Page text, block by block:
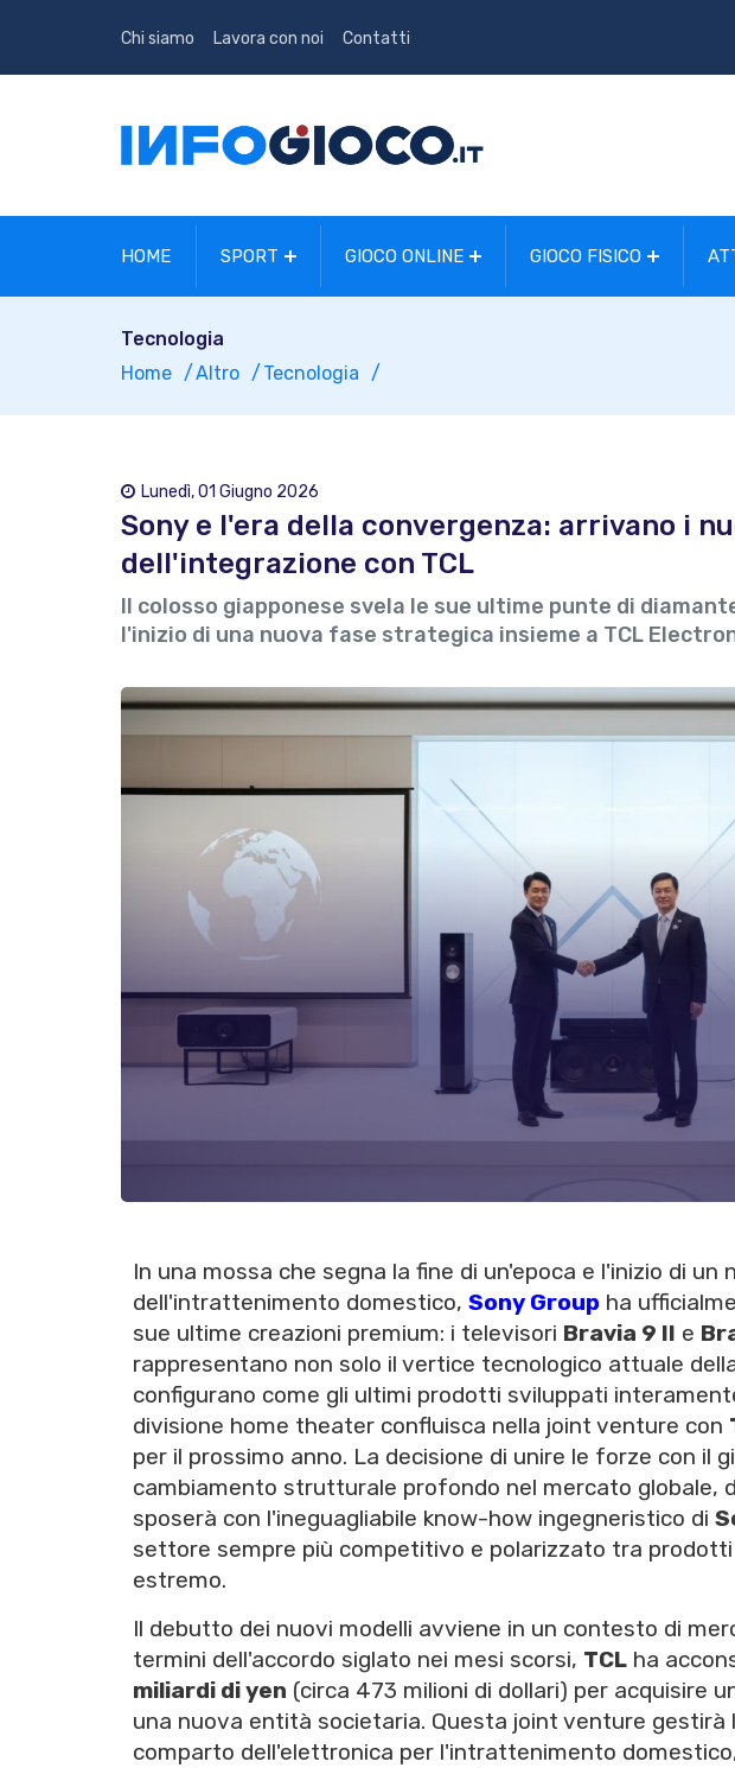
Chi siamo Lavora con noi Contatti
HOME SPORT GIOCO ONLINE GIOCO FISICO
Tecnologia
Home
Altro Tecnologia
Lunedì, 01 Giugno 2026
Sony e l'era della convergenza: arrivano i
dell'integrazione con TCL
Il colosso giapponese svela le sue ultime punte di
l'inizio di una nuova fase strategica insieme a TCL
In una mossa che segna la fine di un'epoca e l'inizio di
dell'intrattenimento domestico, Sony Group ha
sue ultime creazioni premium: i televisori Bravia 9 II e
rappresentano non solo il vertice tecnologico attuale
configurano come gli ultimi prodotti sviluppati
divisione home theater confluisca nella joint venture con
per il prossimo anno. La decisione di unire le forze con il
cambiamento strutturale profondo nel mercato globale,
sposerà con l'ineguagliabile know-how ingegneristico di
settore sempre più competitivo e polarizzato tra prodotti
estremo.
Il debutto dei nuovi modelli avviene in un contesto di
termini dell'accordo siglato nei mesi scorsi, TCL ha
miliardi di yen (circa 473 milioni di dollari) per acquisire
una nuova entità societaria. Questa joint venture gestirà
comparto dell'elettronica per l'intrattenimento